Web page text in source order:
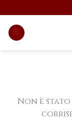
to
content
Non è